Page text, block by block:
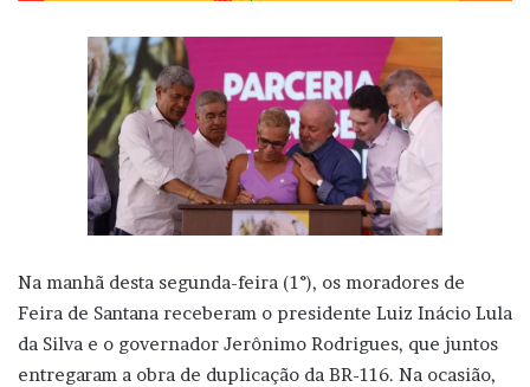
Na manhã desta segunda-feira (1°), os moradores de
Feira de Santana receberam o presidente Luiz Inácio Lula
da Silva e o governador Jerônimo Rodrigues, que juntos
entregaram a obra de duplicação da BR-116. Na ocasião,